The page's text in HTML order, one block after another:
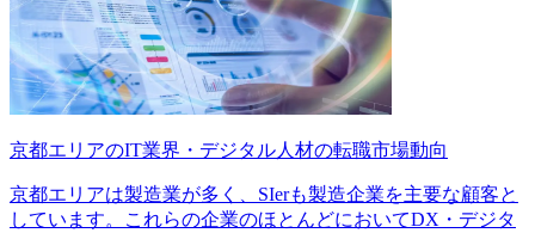
京都エリアのIT業界・デジタル人材の転職市場動向
京都エリアは製造業が多く、SIerも製造企業を主要な顧客と
しています。これらの企業のほとんどにおいてDX・デジタ